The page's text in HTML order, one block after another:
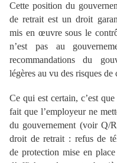
Cette position du
de retrait est un droit
mis en œuvre sous le
n’est pas au
recommandations du
légères au vu des risques
Ce qui est certain, c’est
fait que l’employeur ne
du gouvernement (voir Q/
droit de retrait : refus de
de protection mise en